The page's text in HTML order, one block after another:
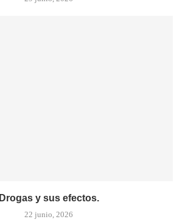
Drogas y sus efectos.
22 junio, 2026